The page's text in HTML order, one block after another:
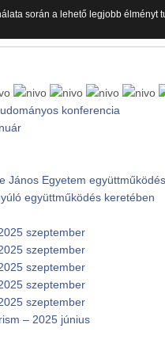
konferencia
János Egyetem
együttműködés keretében
szeptember
szeptember
szeptember
szeptember
szeptember
– 2025 június
során a lehető legjobb